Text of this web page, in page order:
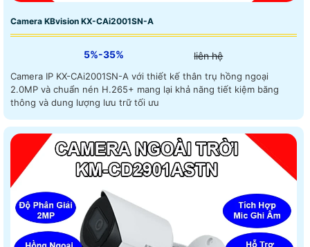
Camera KBvision KX-CAi2001SN-A
5%-35% liên hệ
Camera IP KX-CAi2001SN-A với thiết kế thân trụ hồng ngoại
2.0MP và chuẩn nén H.265+ mang lại khả năng tiết kiệm băng
thông và dung lượng lưu trữ tối ưu